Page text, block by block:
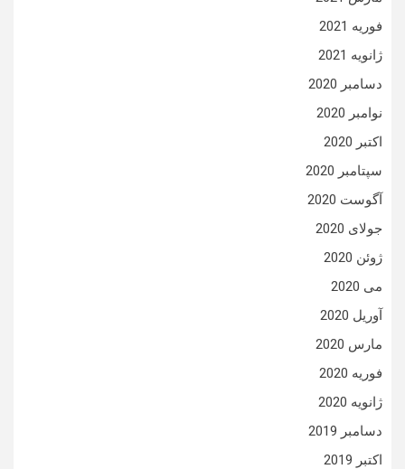
فوریه 2021
ژانویه 2021
دسامبر 2020
نوامبر 2020
اکتبر 2020
سپتامبر 2020
آگوست 2020
جولای 2020
ژوئن 2020
می 2020
آوریل 2020
مارس 2020
فوریه 2020
ژانویه 2020
دسامبر 2019
اکتبر 2019